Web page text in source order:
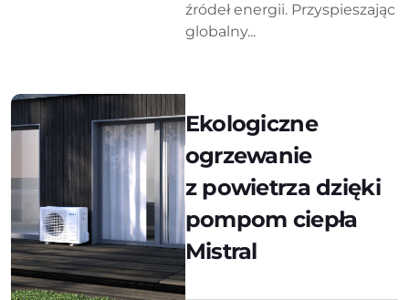
źródeł energii. Przyspieszając
globalny...
Ekologiczne
ogrzewanie
z powietrza dzięki
pompom ciepła
Mistral